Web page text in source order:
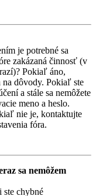
je potrebné sa
zakázaná činnosť (v
Pokiaľ áno,
na dôvody. Pokiaľ ste
a stále sa nemôžete
meno a heslo.
nie je, kontaktujte
fóra.
sa nemôžem
ste chybné